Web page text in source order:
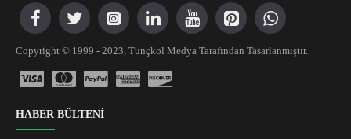
Copyright © 1999 - 2023, Tunçkol Medya Tarafından Tasarlanmıştır.
HABER BÜLTENİ